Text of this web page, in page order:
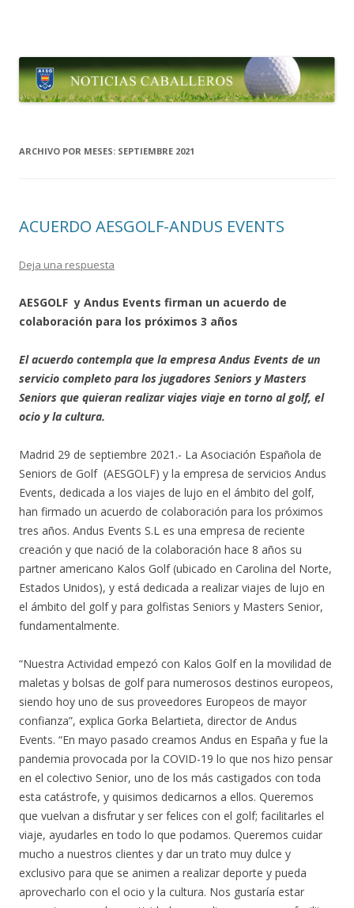
ARCHIVO POR MESES: SEPTIEMBRE 2021
ACUERDO AESGOLF-ANDUS EVENTS
Deja una respuesta
AESGOLF y Andus Events firman un acuerdo de
colaboración para los próximos 3 años
El acuerdo contempla que la empresa Andus Events de un
servicio completo para los jugadores Seniors y Masters
Seniors que quieran realizar viajes viaje en torno al golf, el
ocio y la cultura.
Madrid 29 de septiembre 2021.- La Asociación Española de
Seniors de Golf (AESGOLF) y la empresa de servicios Andus
Events, dedicada a los viajes de lujo en el ámbito del golf,
han firmado un acuerdo de colaboración para los próximos
tres años. Andus Events S.L es una empresa de reciente
creación y que nació de la colaboración hace 8 años su
partner americano Kalos Golf (ubicado en Carolina del Norte,
Estados Unidos), y está dedicada a realizar viajes de lujo en
el ámbito del golf y para golfistas Seniors y Masters Senior,
fundamentalmente.
“Nuestra Actividad empezó con Kalos Golf en la movilidad de
maletas y bolsas de golf para numerosos destinos europeos,
siendo hoy uno de sus proveedores Europeos de mayor
confianza”, explica Gorka Belartieta, director de Andus
Events. “En mayo pasado creamos Andus en España y fue la
pandemia provocada por la COVID-19 lo que nos hizo pensar
en el colectivo Senior, uno de los más castigados con toda
esta catástrofe, y quisimos dedicarnos a ellos. Queremos
que vuelvan a disfrutar y ser felices con el golf; facilitarles el
viaje, ayudarles en todo lo que podamos. Queremos cuidar
mucho a nuestros clientes y dar un trato muy dulce y
exclusivo para que se animen a realizar deporte y pueda
aprovecharlo con el ocio y la cultura. Nos gustaría estar